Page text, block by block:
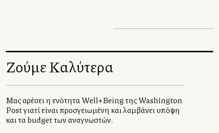
Ζούμε Καλύτερα
Μας αρέσει η ενότητα Well+Being της Washington
Post γιατί είναι προσγειωμένη και λαμβάνει υπόψη
και τα budget των αναγνωστών.